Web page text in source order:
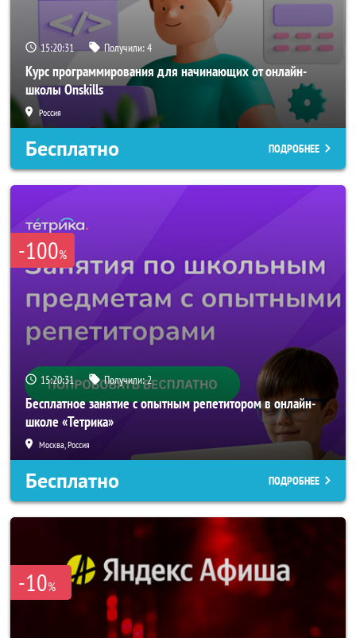
15:20:31 Получили:4
Курс программирования для начинающих от онлайн-
школы Onskills
Россия
Бесплатно ПОДРОБНЕЕ
-100%
15:20:31 Получили:2
Бесплатное занятие с опытным репетитором в онлайн-
школе «Тетрика»
Москва, Россия
Бесплатно ПОДРОБНЕЕ
-10%